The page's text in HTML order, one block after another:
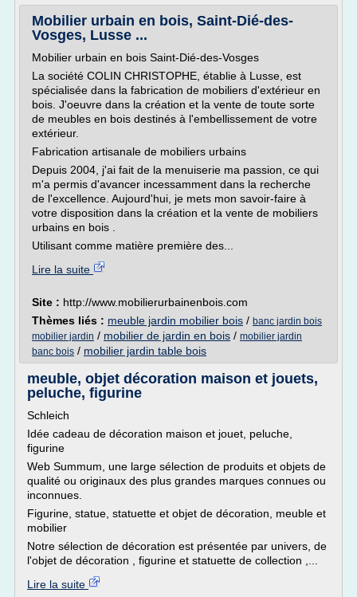
Mobilier urbain en bois, Saint-Dié-des-
Vosges, Lusse ...
Mobilier urbain en bois Saint-Dié-des-Vosges
La société COLIN CHRISTOPHE, établie à Lusse, est
spécialisée dans la fabrication de mobiliers d'extérieur en
bois. J'oeuvre dans la création et la vente de toute sorte
de meubles en bois destinés à l'embellissement de votre
extérieur.
Fabrication artisanale de mobiliers urbains
Depuis 2004, j'ai fait de la menuiserie ma passion, ce qui
m'a permis d'avancer incessamment dans la recherche
de l'excellence. Aujourd'hui, je mets mon savoir-faire à
votre disposition dans la création et la vente de mobiliers
urbains en bois .
Utilisant comme matière première des...
Lire la suite
Site : http://www.mobilierurbainenbois.com
Thèmes liés : meuble jardin mobilier bois / banc jardin bois
mobilier jardin / mobilier de jardin en bois / mobilier jardin
banc bois / mobilier jardin table bois
meuble, objet décoration maison et jouets,
peluche, figurine
Schleich
Idée cadeau de décoration maison et jouet, peluche,
figurine
Web Summum, une large sélection de produits et objets de
qualité ou originaux des plus grandes marques connues ou
inconnues.
Figurine, statue, statuette et objet de décoration, meuble et
mobilier
Notre sélection de décoration est présentée par univers, de
l'objet de décoration , figurine et statuette de collection ,...
Lire la suite